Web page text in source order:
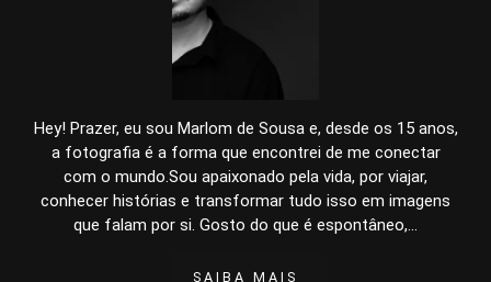
Hey! Prazer, eu sou Marlom de Sousa e, desde os 15 anos,
a fotografia é a forma que encontrei de me conectar
com o mundo.Sou apaixonado pela vida, por viajar,
conhecer histórias e transformar tudo isso em imagens
que falam por si. Gosto do que é espontâneo,...
SAIBA MAIS